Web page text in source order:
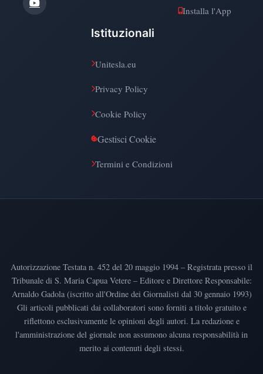
Installa l'App
Istituzionali
Unitesla.eu
Privacy Policy
Cookie Policy
Gestisci Cookie
Termini e Condizioni
Autorizzazione Testata n. 452 del 20 maggio 1994 – Registrata presso il
Tribunale di S. Maria Capua Vetere – Editore e Direttore Responsabile:
Arnaldo Gadola (iscritto all'Ordine dei Giornalisti dal 30 gennaio 1993)
Gli articoli pubblicati dai collaboratori sono forniti a titolo gratuito e
riflettono esclusivamente le opinioni degli autori. La redazione e
l'amministrazione del giornale non assumono alcuna responsabilità in
merito ai contenuti degli stessi.